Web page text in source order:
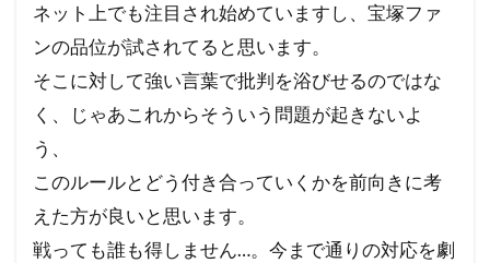
ネット上でも注目され始めていますし、宝塚ファ
ンの品位が試されてると思います。
そこに対して強い言葉で批判を浴びせるのではな
く、じゃあこれからそういう問題が起きないよ
う、
このルールとどう付き合っていくかを前向きに考
えた方が良いと思います。
戦っても誰も得しません…。今まで通りの対応を劇